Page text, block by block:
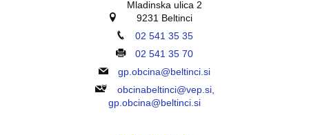
Mladinska ulica 2
9231 Beltinci
02 541 35 35
02 541 35 70
gp.obcina@beltinci.si
obcinabeltinci@vep.si,
gp.obcina@beltinci.si